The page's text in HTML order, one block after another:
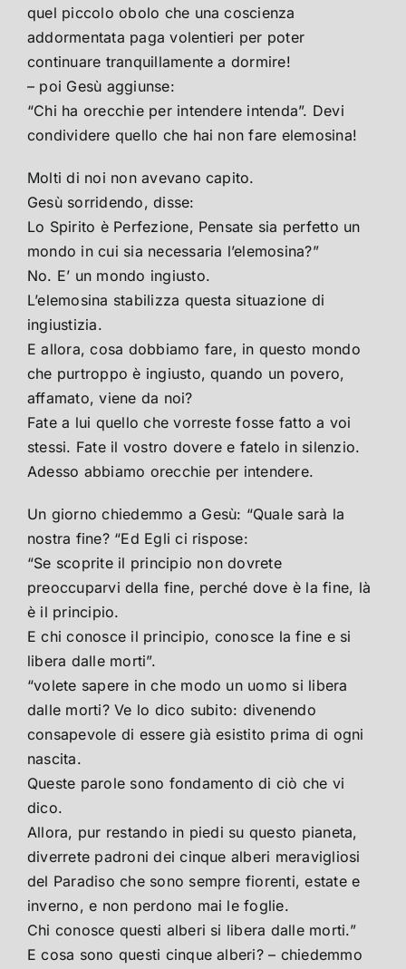
quel piccolo obolo che una coscienza
addormentata paga volentieri per poter
continuare tranquillamente a dormire!
– poi Gesù aggiunse:
“Chi ha orecchie per intendere intenda”. Devi
condividere quello che hai non fare elemosina!
Molti di noi non avevano capito.
Gesù sorridendo, disse:
Lo Spirito è Perfezione, Pensate sia perfetto un
mondo in cui sia necessaria l’elemosina?”
No. E’ un mondo ingiusto.
L’elemosina stabilizza questa situazione di
ingiustizia.
E allora, cosa dobbiamo fare, in questo mondo
che purtroppo è ingiusto, quando un povero,
affamato, viene da noi?
Fate a lui quello che vorreste fosse fatto a voi
stessi. Fate il vostro dovere e fatelo in silenzio.
Adesso abbiamo orecchie per intendere.
Un giorno chiedemmo a Gesù: “Quale sarà la
nostra fine? “Ed Egli ci rispose:
“Se scoprite il principio non dovrete
preoccuparvi della fine, perché dove è la fine, là
è il principio.
E chi conosce il principio, conosce la fine e si
libera dalle morti”.
“volete sapere in che modo un uomo si libera
dalle morti? Ve lo dico subito: divenendo
consapevole di essere già esistito prima di ogni
nascita.
Queste parole sono fondamento di ciò che vi
dico.
Allora, pur restando in piedi su questo pianeta,
diverrete padroni dei cinque alberi meravigliosi
del Paradiso che sono sempre fiorenti, estate e
inverno, e non perdono mai le foglie.
Chi conosce questi alberi si libera dalle morti.”
E cosa sono questi cinque alberi? – chiedemmo